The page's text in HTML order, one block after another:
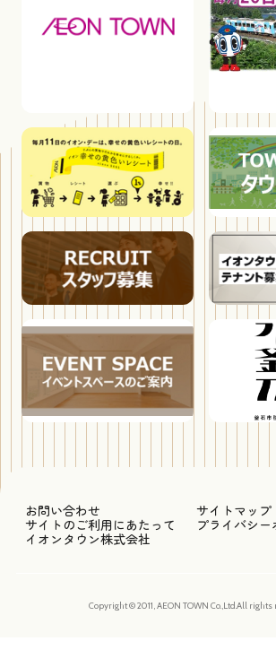
お問い合わせ
サイトマップ
サイトのご利用にあたって
プライバシー
イオンタウン株式会社
Copyright © 2011, AEON TOWN Co.,Ltd.All